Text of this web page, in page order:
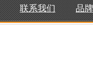
联系我们 品